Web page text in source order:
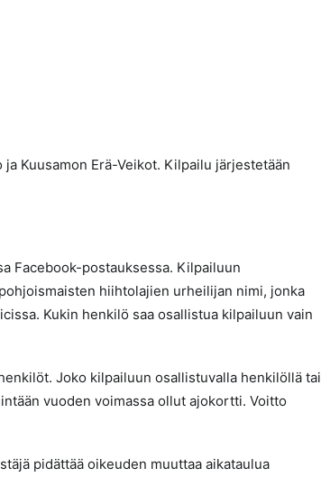
Kuusamon Erä-Veikot. Kilpailu järjestetään
Facebook-postauksessa. Kilpailuun
hiihtolajien urheilijan nimi, jonka
Kukin henkilö saa osallistua kilpailuun vain
Joko kilpailuun osallistuvalla henkilöllä tai
vuoden voimassa ollut ajokortti. Voitto
pidättää oikeuden muuttaa aikataulua